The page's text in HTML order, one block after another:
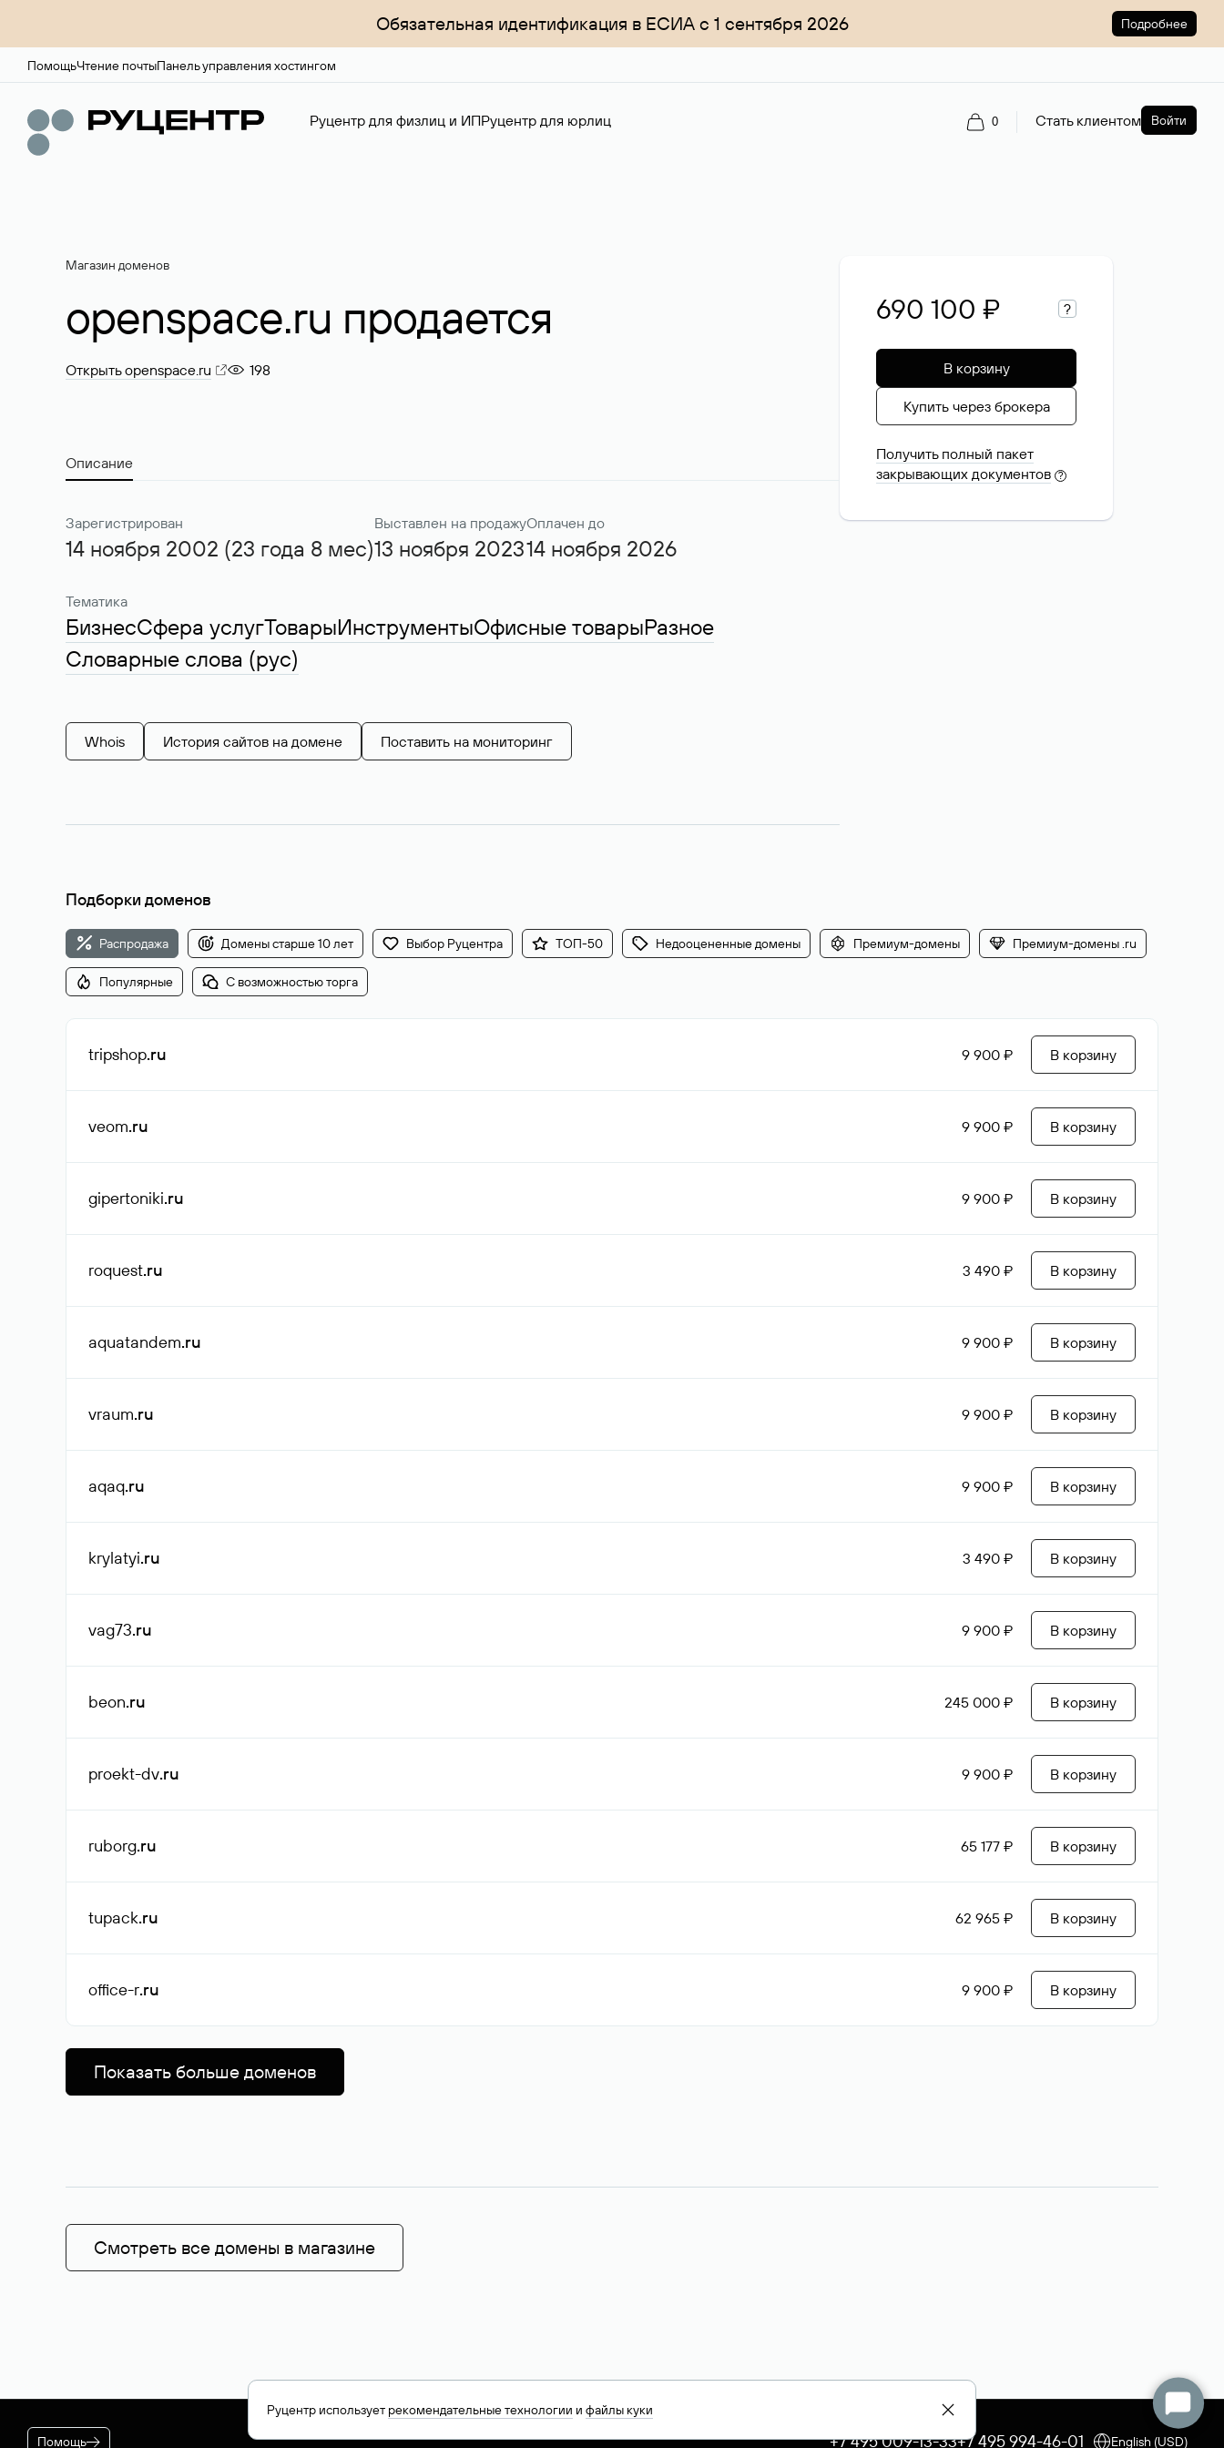
Обязательная идентификация в ЕСИА с 1 сентября 2026 Подробнее
ПомощьЧтение почтыПанель управления хостингом
Руцентр для физлиц и ИПРуцентр для юрлиц 0 Стать клиентом Войти
Магазин доменов
openspace.ru продается
Открыть openspace.ru 198
Описание
Зарегистрирован
14 ноября 2002 (23 года 8 мес)
Выставлен на продажу
13 ноября 2023
Оплачен до
14 ноября 2026
Тематика
БизнесСфера услугТоварыИнструментыОфисные товарыРазное
Словарные слова (рус)
Whois История сайтов на домене Поставить на мониторинг
690 100 ₽ ?
В корзину
Купить через брокера
Получить полный пакет
закрывающих документов ?
Подборки доменов
Распродажа Домены старше 10 лет Выбор Руцентра ТОП-50 Недооцененные домены Премиум-домены Премиум-домены .ru
Популярные С возможностью торга
tripshop.ru 9 900 ₽ В корзину
veom.ru 9 900 ₽ В корзину
gipertoniki.ru 9 900 ₽ В корзину
roquest.ru 3 490 ₽ В корзину
aquatandem.ru 9 900 ₽ В корзину
vraum.ru 9 900 ₽ В корзину
aqaq.ru 9 900 ₽ В корзину
krylatyi.ru 3 490 ₽ В корзину
vag73.ru 9 900 ₽ В корзину
beon.ru 245 000 ₽ В корзину
proekt-dv.ru 9 900 ₽ В корзину
ruborg.ru 65 177 ₽ В корзину
tupack.ru 62 965 ₽ В корзину
office-r.ru 9 900 ₽ В корзину
Показать больше доменов
Смотреть все домены в магазине
Помощь +7 495 009-13-33+7 495 994-46-01 English (USD)
Руцентр использует рекомендательные технологии и файлы куки